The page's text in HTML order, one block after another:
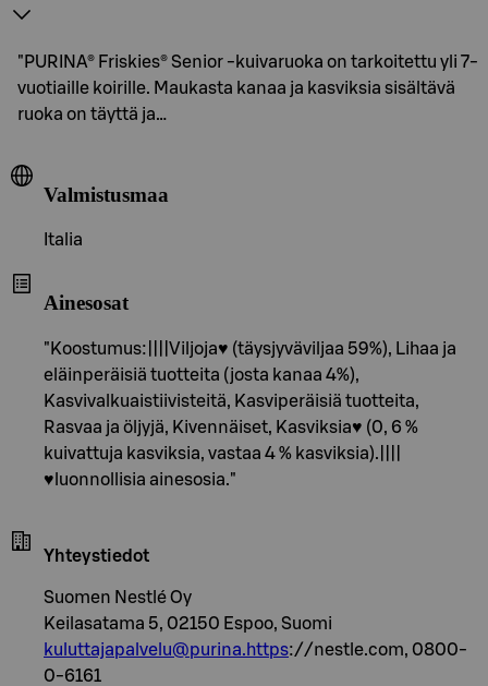
"PURINA® Friskies® Senior -kuivaruoka on tarkoitettu yli 7-
vuotiaille koirille. Maukasta kanaa ja kasviksia sisältävä
ruoka on täyttä ja…
Valmistusmaa
Italia
Ainesosat
"Koostumus:||||Viljoja♥ (täysjyväviljaa 59%), Lihaa ja
eläinperäisiä tuotteita (josta kanaa 4%),
Kasvivalkuaistiivisteitä, Kasviperäisiä tuotteita,
Rasvaa ja öljyjä, Kivennäiset, Kasviksia♥ (0, 6 %
kuivattuja kasviksia, vastaa 4 % kasviksia).||||
♥luonnollisia ainesosia."
Yhteystiedot
Suomen Nestlé Oy
Keilasatama 5, 02150 Espoo, Suomi
kuluttajapalvelu@purina.https://nestle.com, 0800-
0-6161